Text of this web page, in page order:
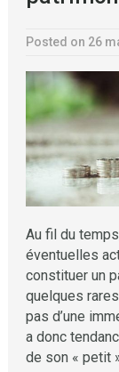
Posted on 26
Au fil du
éventuelles
constituer un
quelques
pas d’une
a donc
de son « petit